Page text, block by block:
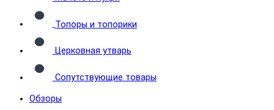
Топоры и топорики
Церковная утварь
Сопутствующие товары
Обзоры